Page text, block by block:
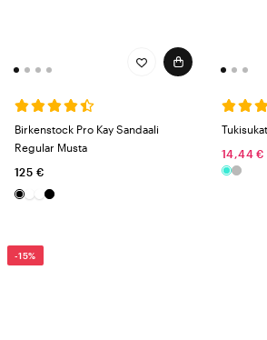
Birkenstock Pro Kay Sandaali
Regular Musta
125 €
14,44 €
-15%